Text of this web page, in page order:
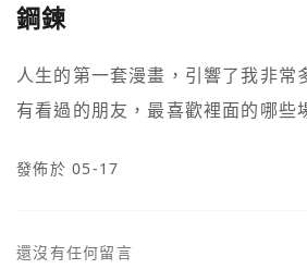
鋼鍊
人生的第一套漫畫，引響了我非常
有看過的朋友，最喜歡裡面的哪些
發佈於 05-17
還沒有任何留言